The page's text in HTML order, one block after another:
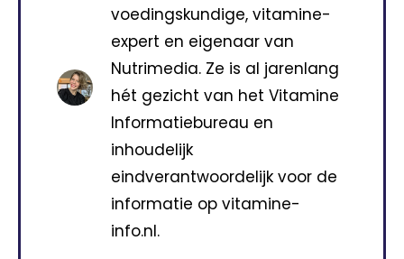
voedingskundige, vitamine-
expert en eigenaar van
Nutrimedia. Ze is al jarenlang
hét gezicht van het Vitamine
Informatiebureau en
inhoudelijk
eindverantwoordelijk voor de
informatie op vitamine-
info.nl.